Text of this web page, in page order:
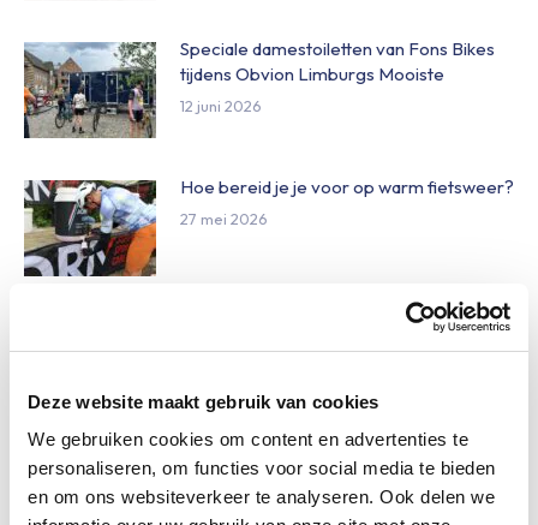
Deze website maakt gebruik van cookies
We gebruiken cookies om content en advertenties te
personaliseren, om functies voor social media te bieden
en om ons websiteverkeer te analyseren. Ook delen we
Speciale damestoiletten van Fons Bikes
tijdens Obvion Limburgs Mooiste
12 juni 2026
Hoe bereid je je voor op warm fietsweer?
27 mei 2026
Wat te doen bij verschillende
weersomstandigheden op de route
Daginschrijvingen Obvion Limburgs
Mooiste 2026
27 mei 2026